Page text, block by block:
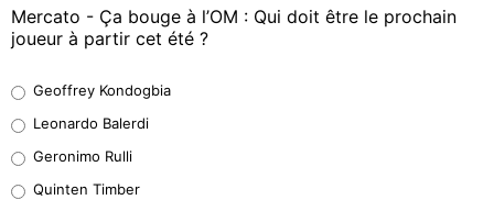
Mercato - Ça bouge à l’OM : Qui doit être le prochain
joueur à partir cet été ?
38%
32%
Geoffrey Kondogbia
Leonardo Balerdi
Geronimo Rulli
Quinten Timber